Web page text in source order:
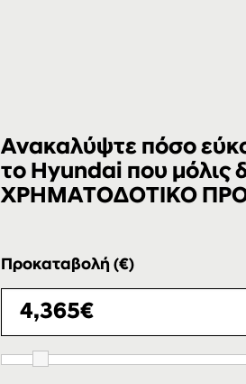
Ανακαλύψτε πόσο
το Hyundai που μόλις
ΧΡΗΜΑΤΟΔΟΤΙΚΟ
Προκαταβολή (€)